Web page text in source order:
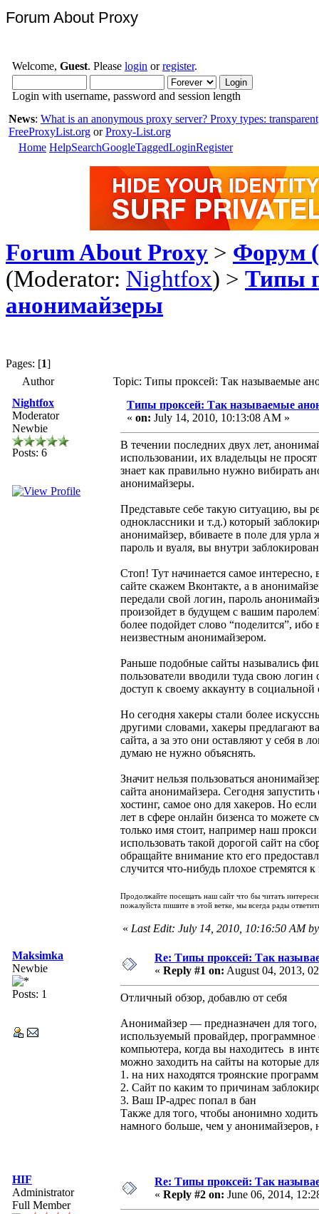
Forum About Proxy
Welcome, Guest. Please login orregister.
Login with username, password and session length
News: What is an anonymous proxy server? Proxy types:
FreeProxyList.org orProxy-List.org
Home HelpSearchGoogleTaggedLoginRegister
Forum About Proxy > Форум
(Moderator: Nightfox) > Типы
анонимайзеры
Pages: [1]
Author
Topic: Типы проксей: Так называемые
Nightfox
Moderator
Newbie
Posts: 6
Типы проксей: Так называемые
« on: July 14, 2010, 10:13:08 AM »
В течении последних двух лет,
использовании, их владельцы не
знает как правильно нужно вибирать
анонимайзеры.
Представьте себе такую ситуацию, вы
одноклассники и т.д.) который
анонимайзер, вбиваете в поле для
пароль и вуаля, вы внутри
Стоп! Тут начинается самое
сайте скажем Вконтакте, а в
передали свой логин, пароль
произойдет в будущем с вашим
более подойдет слово “поделится”,
неизвестным анонимайзером.
Раньше подобные сайты назывались
пользователи вводили туда свою логин
доступ к своему аккаунту в социальной
Но сегодня хакеры стали более
другими словами, хакеры предлагают
сайта, а за это они оставляют у себя в
думаю не нужно объяснять.
Значит нельзя пользоваться
сайта анонимайзера. Сегодня
хостинг, самое оно для хакеров. Но
лет в сфере онлайн бизенса то можете
только имя стоит, например наш
использовать такой дорогой сайт на
обращайте внимание кто его
случится что-нибудь плохое стремятся
Продолжайте посещать наш сайт что бы читать
пожалуйста пишите в этой ветке, мы всегда рады
« Last Edit: July 14, 2010, 10:16:50 AM
Maksimka
Newbie
Posts: 1
Re: Типы проксей: Так
« Reply #1 on: August 04, 2013,
Отличный обзор, добавлю от себя
Анонимайзер — предназначен для
используемый провайдер,
компьютера, когда вы находитесь в
можно заходить на сайты на которые
1. на них находятся троянские
2. Сайт по каким то причинам
3. Ваш IP-адрес попал в бан
Также для того, чтобы анонимно
намного больше, чем у анонимайзеров,
HIF
Administrator
Full Member
Re: Типы проксей: Так
« Reply #2 on: June 06, 2014,